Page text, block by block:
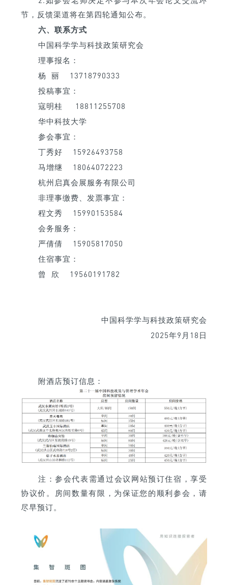
节，反馈渠道将在第四轮通知公布。
六、联系方式
中国科学学与科技政策研究会
理事报名：
杨 丽 13718790333
投稿事宜：
寇明桂 18811255708
华中科技大学
参会事宜：
丁秀好 15926493758
马增继 18064072223
杭州启真会展服务有限公司
非理事缴费、发票事宜：
程文秀 15990153584
会务服务：
严倩倩 15905817050
住宿事宜：
曾 欣 19560191782
中国科学学与科技政策研究会
2025年9月18日
附酒店预订信息：
注：参会代表需通过会议网站预订住宿，享受
协议价。房间数量有限，为保证您的顺利参会，请
尽早预订。